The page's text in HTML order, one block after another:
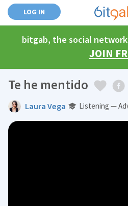
LOG IN
bitgab, the social
JOIN
Te he mentido
Laura Vega Listening —